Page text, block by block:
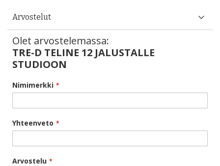
Arvostelut
Olet arvostelemassa:
TRE-D TELINE 12 JALUSTALLE
STUDIOON
Nimimerkki
Yhteenveto
Arvostelu